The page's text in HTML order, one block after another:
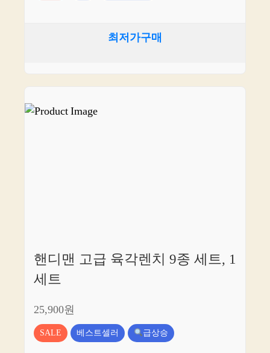
최저가구매
핸디맨 고급 육각렌치 9종 세트, 1
세트
25,900원
SALE 베스트셀러 급상승